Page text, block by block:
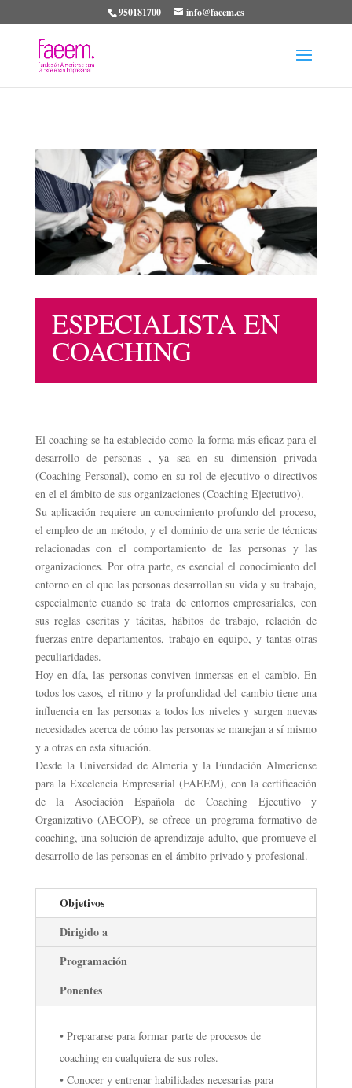
950181700 info@faeem.es
ESPECIALISTA EN
COACHING
El coaching se ha establecido como la forma más eficaz para el
desarrollo de personas , ya sea en su dimensión privada
(Coaching Personal), como en su rol de ejecutivo o directivos
en el el ámbito de sus organizaciones (Coaching Ejectutivo).
Su aplicación requiere un conocimiento profundo del proceso,
el empleo de un método, y el dominio de una serie de técnicas
relacionadas con el comportamiento de las personas y las
organizaciones. Por otra parte, es esencial el conocimiento del
entorno en el que las personas desarrollan su vida y su trabajo,
especialmente cuando se trata de entornos empresariales, con
sus reglas escritas y tácitas, hábitos de trabajo, relación de
fuerzas entre departamentos, trabajo en equipo, y tantas otras
peculiaridades.
Hoy en día, las personas conviven inmersas en el cambio. En
todos los casos, el ritmo y la profundidad del cambio tiene una
influencia en las personas a todos los niveles y surgen nuevas
necesidades acerca de cómo las personas se manejan a sí mismo
y a otras en esta situación.
Desde la Universidad de Almería y la Fundación Almeriense
para la Excelencia Empresarial (FAEEM), con la certificación
de la Asociación Española de Coaching Ejecutivo y
Organizativo (AECOP), se ofrece un programa formativo de
coaching, una solución de aprendizaje adulto, que promueve el
desarrollo de las personas en el ámbito privado y profesional.
Objetivos
Dirigido a
Programación
Ponentes
• Prepararse para formar parte de procesos de
coaching en cualquiera de sus roles.
• Conocer y entrenar habilidades necesarias para